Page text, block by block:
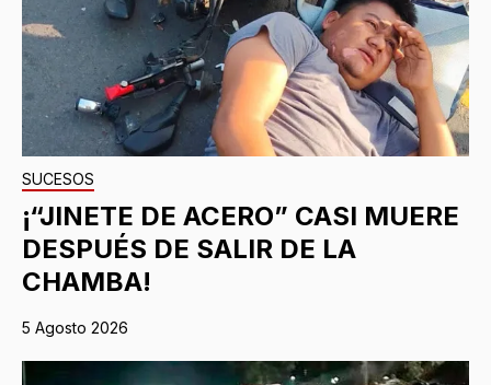
SUCESOS
¡“JINETE DE ACERO” CASI MUERE
DESPUÉS DE SALIR DE LA
CHAMBA!
5 Agosto 2026